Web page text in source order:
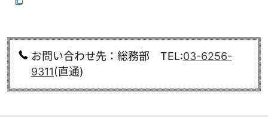
お問い合わせ先：総務部 TEL:03-6256-
9311(直通)